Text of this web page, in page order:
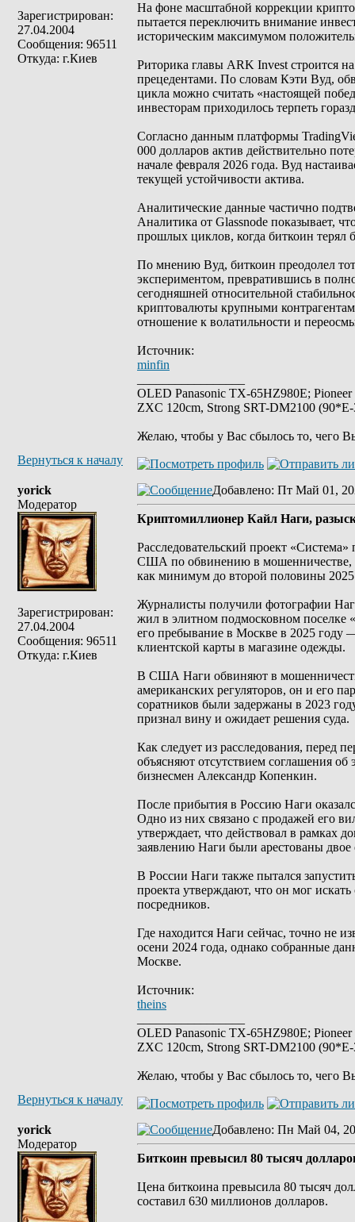
Зарегистрирован:
27.04.2004
Сообщения: 96511
Откуда: г.Киев
На фоне масштабной коррекции
пытается переключить внимание
историческим максимумом
Риторика главы ARK Invest строится
прецедентами. По словам Кэти Вуд,
цикла можно считать «настоящей
инвесторам приходилось терпеть
Согласно данным платформы
000 долларов актив действительно
начале февраля 2026 года. Вуд
текущей устойчивости актива.
Аналитические данные частично
Аналитика от Glassnode показывает,
прошлых циклов, когда биткоин терял
По мнению Вуд, биткоин преодолел
экспериментом, превратившись в
сегодняшней относительной
криптовалюты крупными
отношение к волатильности и
Источник:
minfin
OLED Panasonic TX-65HZ980E;
ZXC 120cm, Strong SRT-DM2100
Желаю, чтобы у Вас сбылось то, чего
Вернуться к началу
yorick
Модератор
Зарегистрирован:
27.04.2004
Сообщения: 96511
Откуда: г.Киев
Добавлено: Пт Май 01,
Криптомиллионер Кайл Наги,
Расследовательский проект
США по обвинению в мошенничестве,
как минимум до второй половины
Журналисты получили фотографии
жил в элитном подмосковном
его пребывание в Москве в 2025 году
клиентской карты в магазине одежды.
В США Наги обвиняют в
американских регуляторов, он и его
соратников были задержаны в 2023
признал вину и ожидает решения суда.
Как следует из расследования,
объясняют отсутствием соглашения
бизнесмен Александр Копенкин.
После прибытия в Россию Наги
Одно из них связано с продажей его
утверждает, что действовал в рамках
заявлению Наги были арестованы
В России Наги также пытался
проекта утверждают, что он мог
посредников.
Где находится Наги сейчас, точно не
осени 2024 года, однако собранные
Москве.
Источник:
theins
OLED Panasonic TX-65HZ980E;
ZXC 120cm, Strong SRT-DM2100
Желаю, чтобы у Вас сбылось то, чего
Вернуться к началу
yorick
Модератор
Добавлено: Пн Май 04,
Биткоин превысил 80 тысяч
Цена биткоина превысила 80 тысяч
составил 630 миллионов долларов.